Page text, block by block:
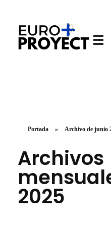
Portada » Archivo de junio
Archivos
2025